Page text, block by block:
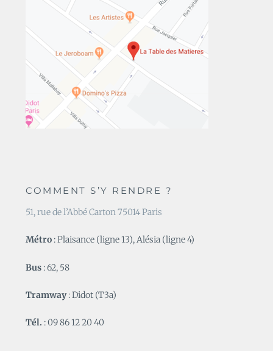
COMMENT S’Y RENDRE ?
51, rue de l’Abbé Carton 75014 Paris
Métro : Plaisance (ligne 13), Alésia (ligne 4)
Bus : 62, 58
Tramway: Didot (T3a)
Tél. : 09 86 12 20 40